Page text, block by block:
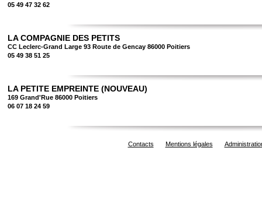
05 49 47 32 62
LA COMPAGNIE DES PETITS
CC Leclerc-Grand Large 93 Route de Gencay 86000 Poitiers
05 49 38 51 25
LA PETITE EMPREINTE (NOUVEAU)
169 Grand'Rue 86000 Poitiers
06 07 18 24 59
Contacts Mentions légales